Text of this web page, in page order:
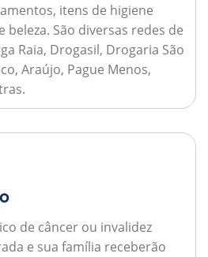
itens de higiene
beleza. São diversas redes de
Raia, Drogasil, Drogaria São
Araújo, Pague Menos,
de câncer ou invalidez
e sua família receberão